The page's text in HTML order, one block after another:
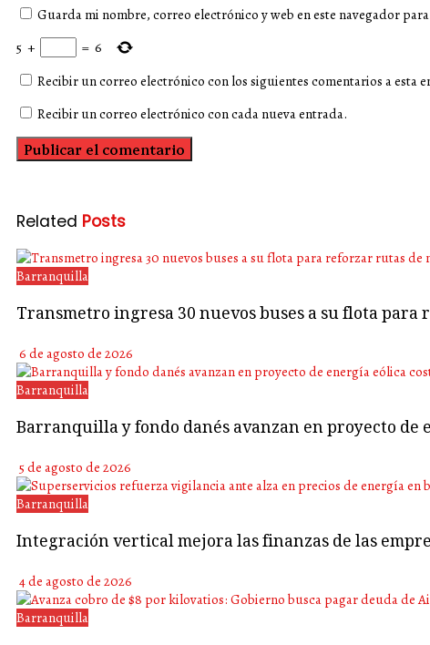
Guarda mi nombre, correo electrónico y web en este navegador
5 + = 6
Recibir un correo electrónico con los siguientes comentarios a esta
Recibir un correo electrónico con cada nueva entrada.
Related Posts
Barranquilla
Transmetro ingresa 30 nuevos buses a su flota
6 de agosto de 2026
Barranquilla
Barranquilla y fondo danés avanzan en proyecto de
5 de agosto de 2026
Barranquilla
Integración vertical mejora las finanzas de las
4 de agosto de 2026
Barranquilla